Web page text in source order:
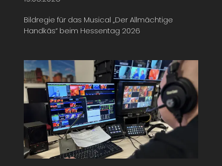
Bildregie für das Musical „Der Allmächtige
Handkäs“ beim Hessentag 2026